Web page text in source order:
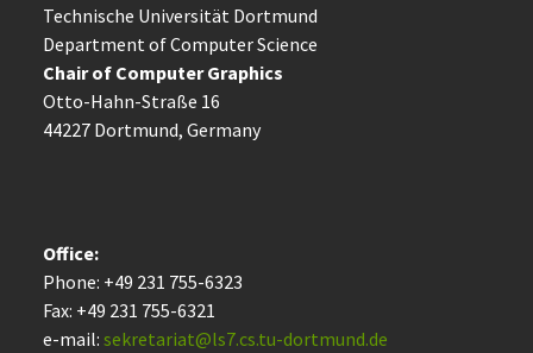
Technische Uni­ver­si­tät Dort­mund
Department of Computer Science
Chair of Computer Graphics
Otto-Hahn-Straße 16
44227 Dort­mund, Germany
Office:
Phone: +49 231 755-6323
Fax: +49 231 755-6321
e-mail: sekretariat@ls7.cs.tu-dortmund.de